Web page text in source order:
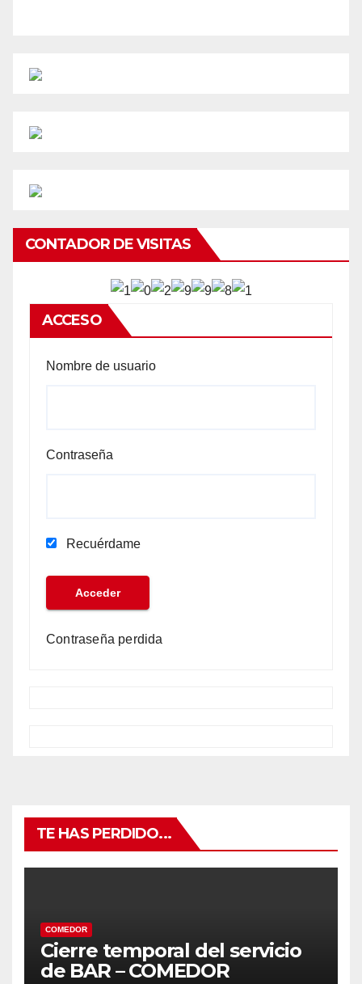
CONTADOR DE VISITAS
ACCESO
Nombre de usuario
Contraseña
Recuérdame
Contraseña perdida
TE HAS PERDIDO...
COMEDOR
Cierre temporal del servicio
de BAR – COMEDOR